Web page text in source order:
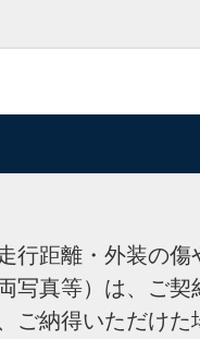
行距離・外装の傷
写真等）は、ご
ご納得いただけ